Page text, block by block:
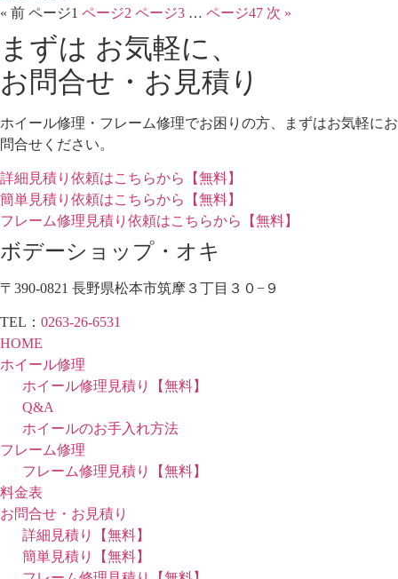
« 前 ページ1 ページ2 ページ3 … ページ47 次 »
まずは お気軽に、
お問合せ・お見積り
ホイール修理・フレーム修理でお困りの方、まずはお気軽にお
問合せください。
詳細見積り依頼はこちらから【無料】
簡単見積り依頼はこちらから【無料】
フレーム修理見積り依頼はこちらから【無料】
ボデーショップ・オキ
〒390-0821 長野県松本市筑摩３丁目３０−９
TEL： 0263-26-6531
HOME
ホイール修理
ホイール修理見積り【無料】
Q&A
ホイールのお手入れ方法
フレーム修理
フレーム修理見積り【無料】
料金表
お問合せ・お見積り
詳細見積り【無料】
簡単見積り【無料】